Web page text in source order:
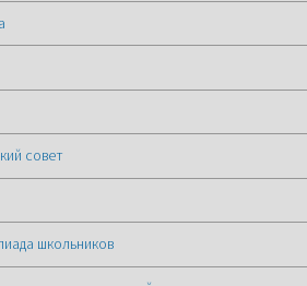
совет
школьников